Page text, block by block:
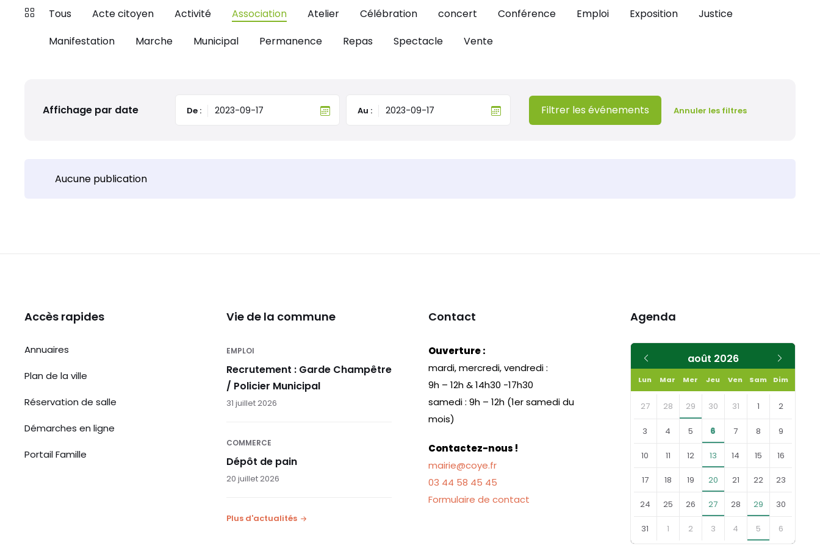
Tous Acte citoyen Activité Association Atelier Célébration concert Conférence Emploi Exposition
Justice
Manifestation
Marche Municipal Permanence Repas Spectacle Vente
Affichage par date De : Au : Filtrer les événements Annuler les filtres
Aucune publication
Accès rapides
Annuaires
Plan de la ville
Réservation de salle
Démarches en ligne
Portail Famille
Vie de la commune
EMPLOI
Recrutement : Garde Champêtre
/ Policier Municipal
31 juillet 2026
COMMERCE
Dépôt de pain
20 juillet 2026
Plus d'actualités
Contact
Ouverture :
mardi, mercredi, vendredi :
9h – 12h & 14h30 -17h30
samedi : 9h – 12h (1er samedi du
mois)
Contactez-nous !
mairie@coye.fr
03 44 58 45 45
Formulaire de contact
Agenda
août 2026
précédent
suivant
Lun Mar Mer Jeu Ven Sam Dim
Skip
calendar
27 28 29 30 31 1 2
3 4 5 6 7 8 9
10 11 12 13 14 15 16
17 18 19 20 21 22 23
24 25 26 27 28 29 30
31 1 2 3 4 5 6